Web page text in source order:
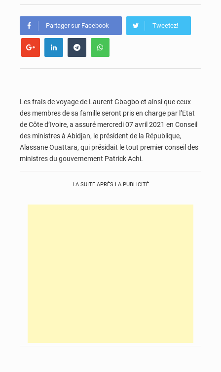
Partager sur Facebook Tweetez!
Les frais de voyage de Laurent Gbagbo et ainsi que ceux
des membres de sa famille seront pris en charge par l’Etat
de Côte d’Ivoire, a assuré mercredi 07 avril 2021 en Conseil
des ministres à Abidjan, le président de la République,
Alassane Ouattara, qui présidait le tout premier conseil des
ministres du gouvernement Patrick Achi.
LA SUITE APRÈS LA PUBLICITÉ